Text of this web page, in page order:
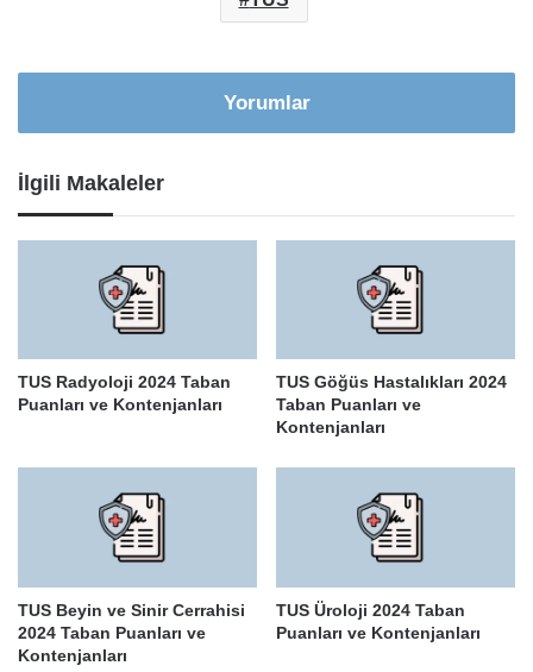
Yorumlar
İlgili Makaleler
TUS Radyoloji 2024 Taban
Puanları ve Kontenjanları
TUS Göğüs Hastalıkları 2024
Taban Puanları ve
Kontenjanları
TUS Beyin ve Sinir Cerrahisi
2024 Taban Puanları ve
Kontenjanları
TUS Üroloji 2024 Taban
Puanları ve Kontenjanları